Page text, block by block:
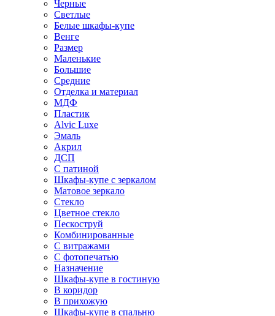
Черные
Светлые
Белые шкафы-купе
Венге
Размер
Маленькие
Большие
Средние
Отделка и материал
МДФ
Пластик
Alvic Luxe
Эмаль
Акрил
ДСП
С патиной
Шкафы-купе с зеркалом
Матовое зеркало
Стекло
Цветное стекло
Пескоструй
Комбинированные
С витражами
С фотопечатью
Назначение
Шкафы-купе в гостиную
В коридор
В прихожую
Шкафы-купе в спальню